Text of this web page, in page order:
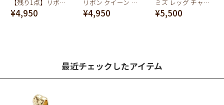
【残り1点】リボン クイーン チャーム(レッド)
¥4,950
リボン クイーン チャーム(ピンク)
¥4,950
ミズ レッグ チャーム(ピンク)
¥5,500
最近チェックしたアイテム